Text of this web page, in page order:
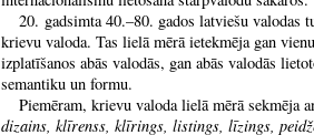
20. gadsimta 40.–80. gados latviešu valodas
krievu valoda. Tas lielā mērā ietekmēja gan
izplatīšanos abās valodās, gan abās valodās
semantiku un formu.
Piemēram, krievu valoda lielā mērā sekmēja
dizains, klīrenss, klīrings, listings, līzings,